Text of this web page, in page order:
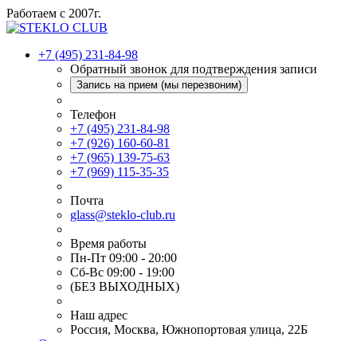
Работаем с 2007г.
+7 (495) 231-84-98
Обратный звонок для подтверждения записи
Запись на прием (мы перезвоним)
Телефон
+7 (495) 231-84-98
+7 (926) 160-60-81
+7 (965) 139-75-63
+7 (969) 115-35-35
Почта
glass@steklo-club.ru
Время работы
Пн-Пт 09:00 - 20:00
Сб-Вс 09:00 - 19:00
(БЕЗ ВЫХОДНЫХ)
Наш адрес
Россия, Москва, Южнопортовая улица, 22Б